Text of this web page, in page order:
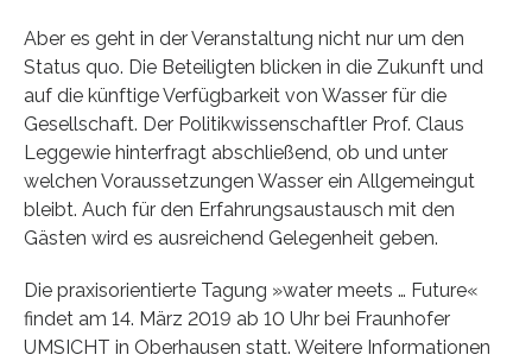
Aber es geht in der Veranstaltung nicht nur um den
Status quo. Die Beteiligten blicken in die Zukunft und
auf die künftige Verfügbarkeit von Wasser für die
Gesellschaft. Der Politikwissenschaftler Prof. Claus
Leggewie hinterfragt abschließend, ob und unter
welchen Voraussetzungen Wasser ein Allgemeingut
bleibt. Auch für den Erfahrungsaustausch mit den
Gästen wird es ausreichend Gelegenheit geben.
Die praxisorientierte Tagung »water meets … Future«
findet am 14. März 2019 ab 10 Uhr bei Fraunhofer
UMSICHT in Oberhausen statt. Weitere Informationen